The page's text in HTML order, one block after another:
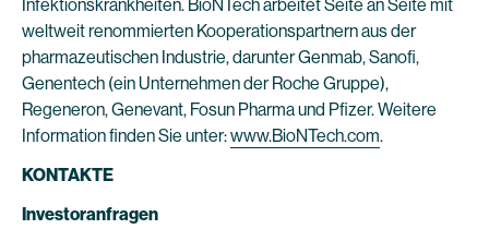
Infektionskrankheiten. BioNTech arbeitet Seite an Seite mit
weltweit renommierten Kooperationspartnern aus der
pharmazeutischen Industrie, darunter Genmab, Sanofi,
Genentech (ein Unternehmen der Roche Gruppe),
Regeneron, Genevant, Fosun Pharma und Pfizer. Weitere
Information finden Sie unter:www.BioNTech.com.
KONTAKTE
Investoranfragen